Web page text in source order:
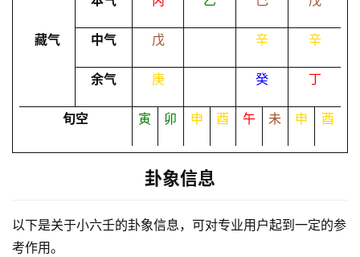
解
服
务
登录
藏气 中气 戊 辛 辛
余气 庚 癸 丁
旬空 寅 卯 申 酉 午 未 申 酉
卦象信息
以下是关于小六壬的卦象信息，可对专业用户起到一定的参
考作用。